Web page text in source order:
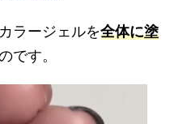
ラージェルを全体に塗
です。